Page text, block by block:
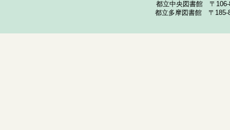
都立中央図書館 〒
都立多摩図書館 〒185-